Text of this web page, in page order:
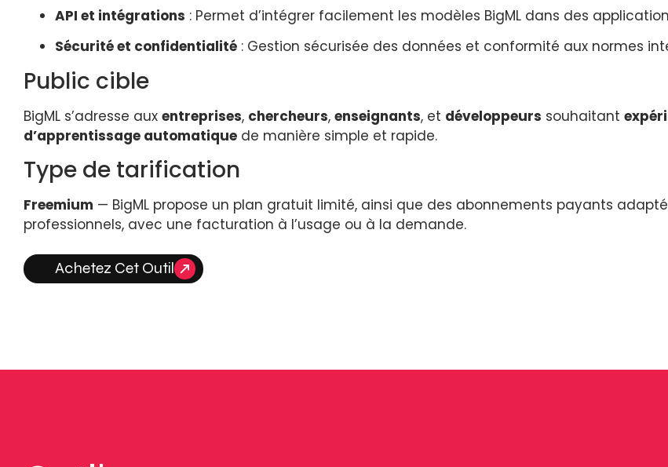
API et intégrations : Permet d’intégrer facilement les modèles BigML dans des
Sécurité et confidentialité : Gestion sécurisée des données et conformité aux normes
Public cible
BigML s’adresse aux entreprises, chercheurs, enseignants, et développeurs souhaitant
d’apprentissage automatique de manière simple et rapide.
Type de tarification
Freemium — BigML propose un plan gratuit limité, ainsi que des abonnements payants
professionnels, avec une facturation à l’usage ou à la demande.
Achetez Cet Outil